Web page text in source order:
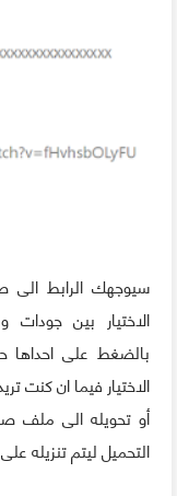
سيوجهك الرابط
الاختيار بين جودات
بالضغط على احداها
التحميل ليتم تنزيله